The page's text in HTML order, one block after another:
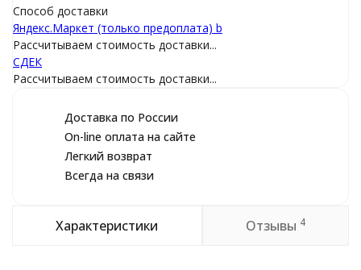
Способ доставки
Яндекс.Маркет (только предоплата) b
Рассчитываем стоимость доставки...
СДEК
Рассчитываем стоимость доставки...
Доставка по России
On-line оплата на сайте
Легкий возврат
Всегда на связи
Характеристики Отзывы 4